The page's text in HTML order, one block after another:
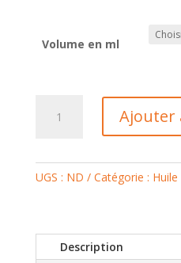
Volume en ml
FEU
Ajouter
UGS : ND Catégorie :
Description